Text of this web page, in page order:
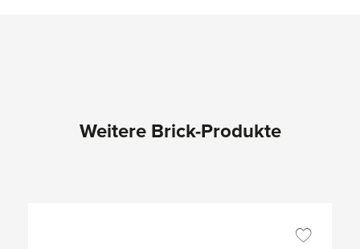
Produktgalerie überspringen
Weitere Brick-Produkte